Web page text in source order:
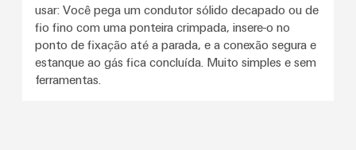
usar: Você pega um condutor sólido decapado ou de
fio fino com uma ponteira crimpada, insere-o no
ponto de fixação até a parada, e a conexão segura e
estanque ao gás fica concluída. Muito simples e sem
ferramentas.